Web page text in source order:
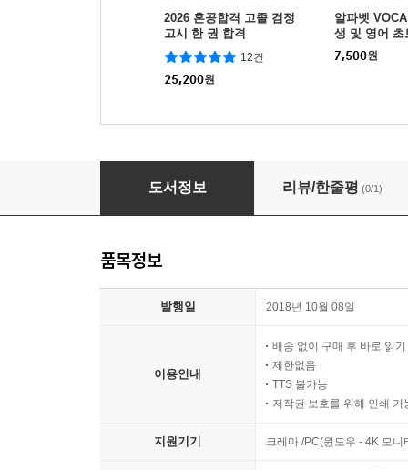
2026 혼공합격 고졸 검정
고시 한 권 합격
12건
25,200원
알파벳
생 및 영어 초
(1개월) 영단
7,500원
왕초보 영어 첫걸음 - 내손에 펼쳐진 포켓북
도서정보 리뷰/한줄평 (0/1)
품목정보
발행일 2018년 10월 08일
이용안내
배송 없이 구매 후 바로 읽기
제한없음
TTS 불가능
저작권 보호를 위해 인쇄 기
지원기기 크레마 /PC(윈도우 - 4K 모